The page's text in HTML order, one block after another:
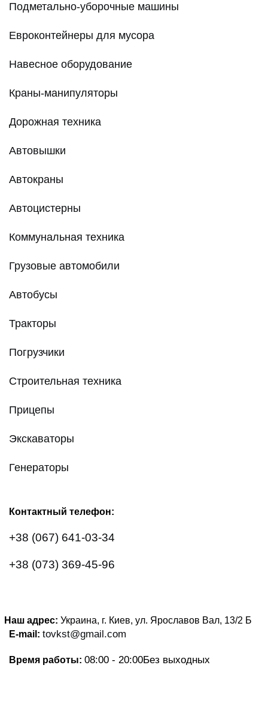
Подметально-уборочные машины
Евроконтейнеры для мусора
Навесное оборудование
Краны-манипуляторы
Дорожная техника
Автовышки
Автокраны
Автоцистерны
Коммунальная техника
Грузовые автомобили
Автобусы
Тракторы
Погрузчики
Строительная техника
Прицепы
Экскаваторы
Генераторы
Контактный телефон:
+38 (067) 641-03-34
+38 (073) 369-45-96
Наш адрес: Украина, г. Киев, ул. Ярославов Вал, 13/2 Б
E-mail: tovkst@gmail.com
Время работы: 08:00 - 20:00Без выходных